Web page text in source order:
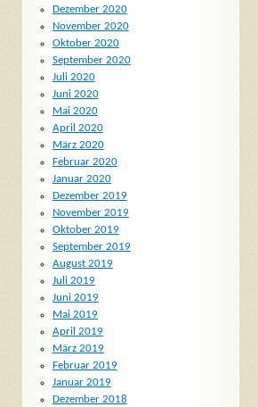
Dezember 2020
November 2020
Oktober 2020
September 2020
Juli 2020
Juni 2020
Mai 2020
April 2020
März 2020
Februar 2020
Januar 2020
Dezember 2019
November 2019
Oktober 2019
September 2019
August 2019
Juli 2019
Juni 2019
Mai 2019
April 2019
März 2019
Februar 2019
Januar 2019
Dezember 2018